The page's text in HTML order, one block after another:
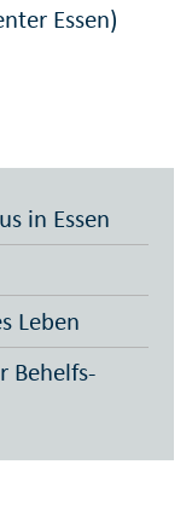
Essen)
in Essen
Leben
Behelfs-